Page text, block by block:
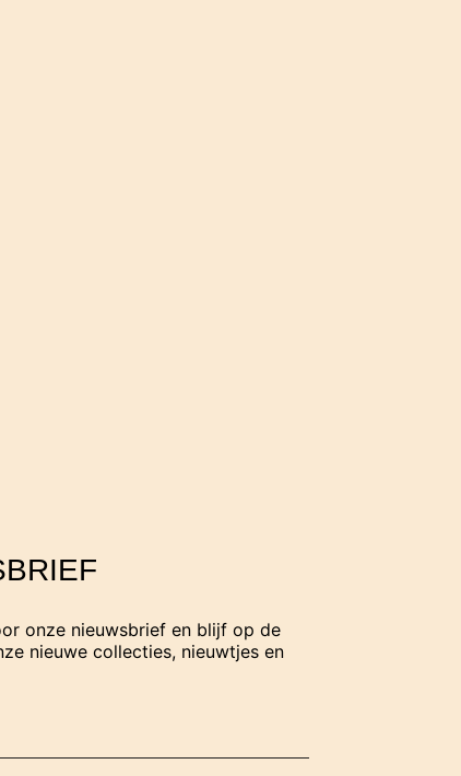
onze nieuwsbrief en blijf op de
nieuwe collecties, nieuwtjes en